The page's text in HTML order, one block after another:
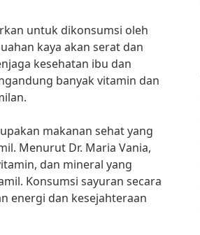
untuk dikonsumsi oleh
kaya akan serat dan
kesehatan ibu dan
banyak vitamin dan
makanan sehat yang
Menurut Dr. Maria Vania,
dan mineral yang
Konsumsi sayuran secara
energi dan kesejahteraan